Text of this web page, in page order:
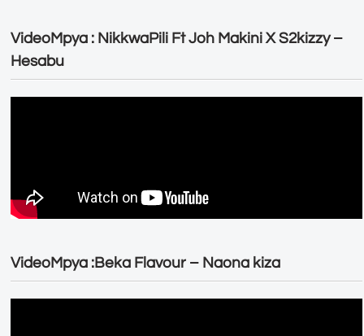
VideoMpya : NikkwaPili Ft Joh Makini X S2kizzy –
Hesabu
VideoMpya :Beka Flavour – Naona kiza